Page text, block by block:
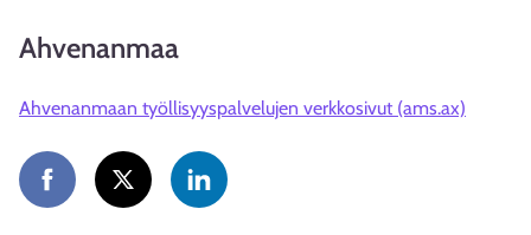
Ahvenanmaa
Ahvenanmaan työllisyyspalvelujen verkkosivut (ams.ax)